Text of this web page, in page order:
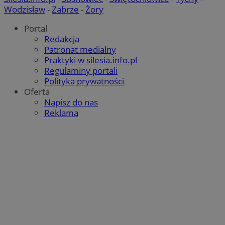
Wodzisław-Zabrze -Żory
Portal
Redakcja
Patronat medialny
Praktyki w silesia.info.pl
Regulaminy portali
Polityka prywatności
Oferta
Napisz do nas
Reklama
suid
INGRESSCOOKIE
Policy